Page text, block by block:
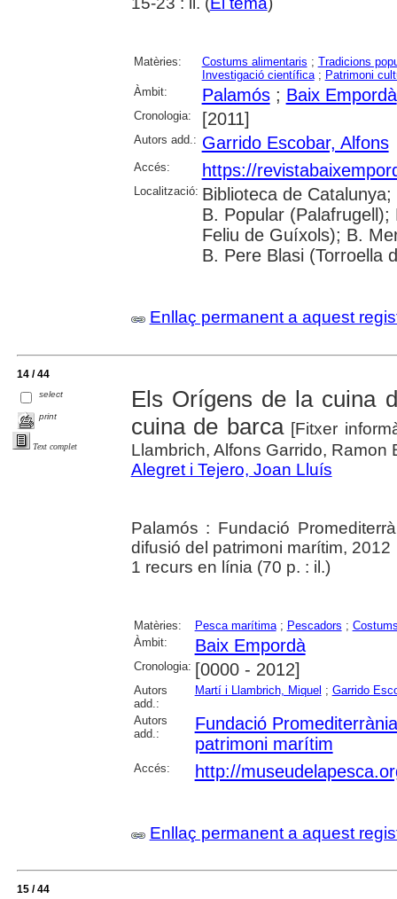
Matèries: Costums alimentaris ; Tradicions
Investigació científica; Patrimoni
Àmbit:
Palamós; Baix Empordà
Cronologia: [2011]
Autors add.: Garrido Escobar, Alfons
Accés: https://
Localització: Biblioteca de
B. Popular
Feliu de Guíxols); B.
B. Pere Blasi (Torroella
Enllaç permanent a aquest
14 / 44
select
print
Text complet
Els Orígens de la cuina
cuina de barca[Fitxer
Llambrich, Alfons Garrido,
Alegret i Tejero, Joan Lluís
Palamós : Fundació
difusió del patrimoni marítim, 2012
1 recurs en línia (70 p. : il.)
Matèries: Pesca marítima; Pescadors ;
Àmbit:
Baix Empordà
Cronologia: [0000 - 2012]
Autors
add.:
Martí i Llambrich, Miquel ; Garrido
Autors
add.:
Fundació
patrimoni marítim
Accés: http://
Enllaç permanent a aquest
15 / 44